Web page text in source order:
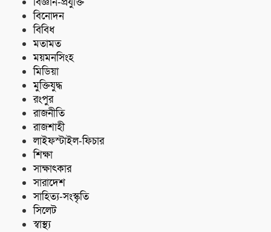
বিনোদন
বিবিধ
মতামত
ময়মনসিংহ
মিডিয়া
মুক্তিযুদ্ধ
রংপুর
রাজনীতি
রাজশাহী
লাইফস্টাইল-ফিচার
শিক্ষা
সাক্ষাৎকার
সারাদেশ
সাহিত্য-সংস্কৃতি
সিলেট
স্বাস্থ্য